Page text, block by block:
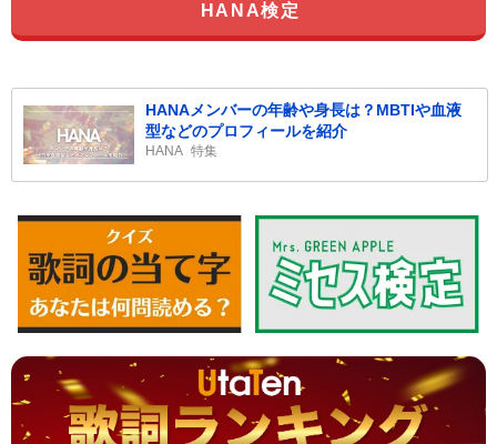
HANA検定
HANAメンバーの年齢や身長は？MBTIや血液
型などのプロフィールを紹介
HANA 特集